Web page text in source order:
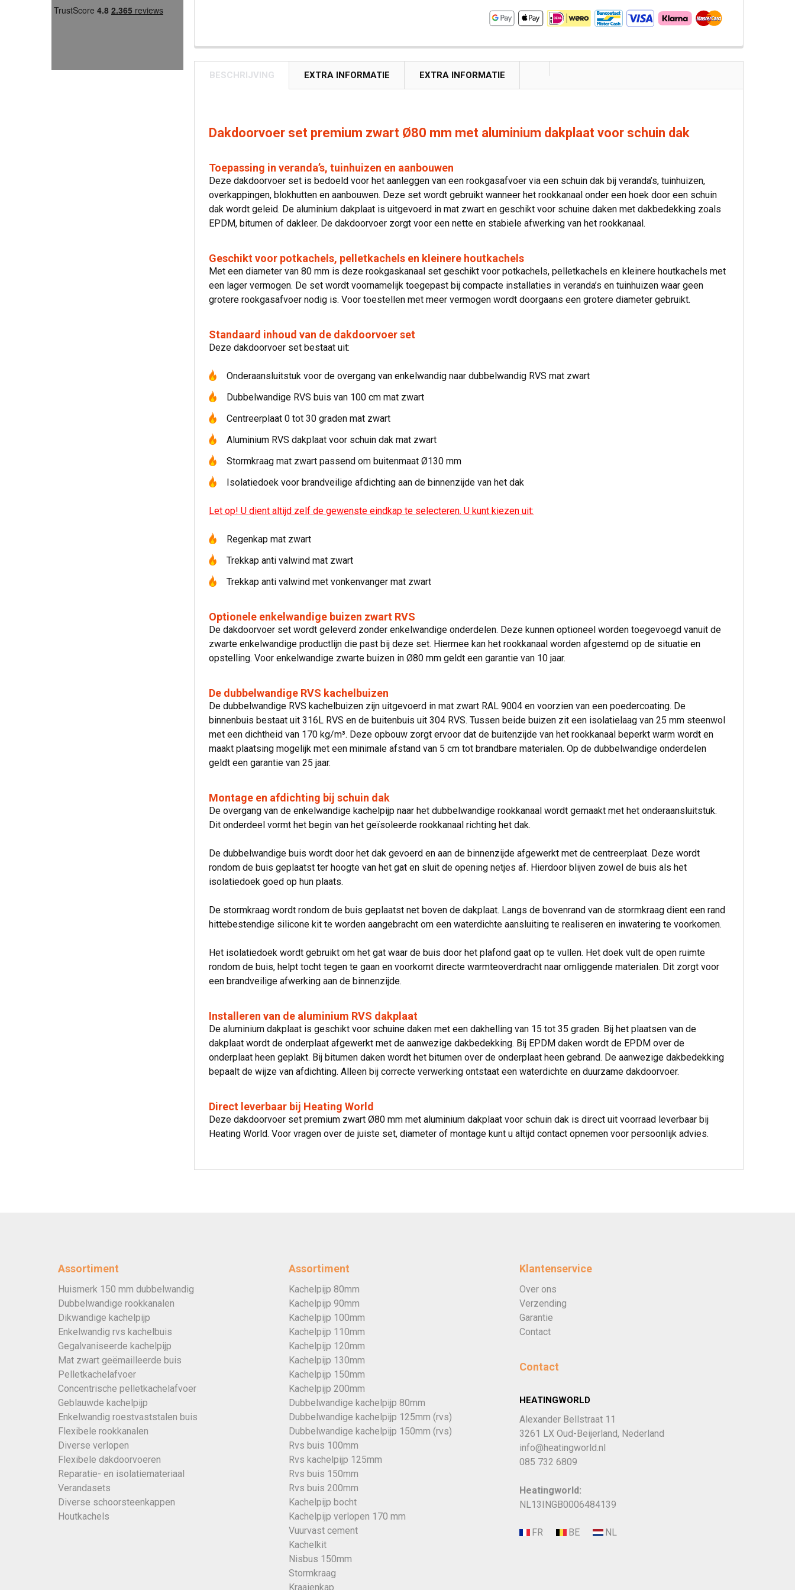
BESCHRIJVING EXTRA INFORMATIE EXTRA INFORMATIE
Dakdoorvoer set premium zwart Ø80 mm met aluminium dakplaat voor schuin dak
Toepassing in veranda’s, tuinhuizen en aanbouwen
Deze dakdoorvoer set is bedoeld voor het aanleggen van een rookgasafvoer via een schuin dak bij veranda’s, tuinhuizen,
overkappingen, blokhutten en aanbouwen. Deze set wordt gebruikt wanneer het rookkanaal onder een hoek door een schuin
dak wordt geleid. De aluminium dakplaat is uitgevoerd in mat zwart en geschikt voor schuine daken met dakbedekking zoals
EPDM, bitumen of dakleer. De dakdoorvoer zorgt voor een nette en stabiele afwerking van het rookkanaal.
Geschikt voor potkachels, pelletkachels en kleinere houtkachels
Met een diameter van 80 mm is deze rookgaskanaal set geschikt voor potkachels, pelletkachels en kleinere houtkachels met
een lager vermogen. De set wordt voornamelijk toegepast bij compacte installaties in veranda’s en tuinhuizen waar geen
grotere rookgasafvoer nodig is. Voor toestellen met meer vermogen wordt doorgaans een grotere diameter gebruikt.
Standaard inhoud van de dakdoorvoer set
Deze dakdoorvoer set bestaat uit:
Onderaansluitstuk voor de overgang van enkelwandig naar dubbelwandig RVS mat zwart
Dubbelwandige RVS buis van 100 cm mat zwart
Centreerplaat 0 tot 30 graden mat zwart
Aluminium RVS dakplaat voor schuin dak mat zwart
Stormkraag mat zwart passend om buitenmaat Ø130 mm
Isolatiedoek voor brandveilige afdichting aan de binnenzijde van het dak
Let op! U dient altijd zelf de gewenste eindkap te selecteren. U kunt kiezen uit:
Regenkap mat zwart
Trekkap anti valwind mat zwart
Trekkap anti valwind met vonkenvanger mat zwart
Optionele enkelwandige buizen zwart RVS
De dakdoorvoer set wordt geleverd zonder enkelwandige onderdelen. Deze kunnen optioneel worden toegevoegd vanuit de
zwarte enkelwandige productlijn die past bij deze set. Hiermee kan het rookkanaal worden afgestemd op de situatie en
opstelling. Voor enkelwandige zwarte buizen in Ø80 mm geldt een garantie van 10 jaar.
De dubbelwandige RVS kachelbuizen
De dubbelwandige RVS kachelbuizen zijn uitgevoerd in mat zwart RAL 9004 en voorzien van een poedercoating. De
binnenbuis bestaat uit 316L RVS en de buitenbuis uit 304 RVS. Tussen beide buizen zit een isolatielaag van 25 mm steenwol
met een dichtheid van 170 kg/m³. Deze opbouw zorgt ervoor dat de buitenzijde van het rookkanaal beperkt warm wordt en
maakt plaatsing mogelijk met een minimale afstand van 5 cm tot brandbare materialen. Op de dubbelwandige onderdelen
geldt een garantie van 25 jaar.
Montage en afdichting bij schuin dak
De overgang van de enkelwandige kachelpijp naar het dubbelwandige rookkanaal wordt gemaakt met het onderaansluitstuk.
Dit onderdeel vormt het begin van het geïsoleerde rookkanaal richting het dak.
De dubbelwandige buis wordt door het dak gevoerd en aan de binnenzijde afgewerkt met de centreerplaat. Deze wordt
rondom de buis geplaatst ter hoogte van het gat en sluit de opening netjes af. Hierdoor blijven zowel de buis als het
isolatiedoek goed op hun plaats.
De stormkraag wordt rondom de buis geplaatst net boven de dakplaat. Langs de bovenrand van de stormkraag dient een rand
hittebestendige silicone kit te worden aangebracht om een waterdichte aansluiting te realiseren en inwatering te voorkomen.
Het isolatiedoek wordt gebruikt om het gat waar de buis door het plafond gaat op te vullen. Het doek vult de open ruimte
rondom de buis, helpt tocht tegen te gaan en voorkomt directe warmteoverdracht naar omliggende materialen. Dit zorgt voor
een brandveilige afwerking aan de binnenzijde.
Installeren van de aluminium RVS dakplaat
De aluminium dakplaat is geschikt voor schuine daken met een dakhelling van 15 tot 35 graden. Bij het plaatsen van de
dakplaat wordt de onderplaat afgewerkt met de aanwezige dakbedekking. Bij EPDM daken wordt de EPDM over de
onderplaat heen geplakt. Bij bitumen daken wordt het bitumen over de onderplaat heen gebrand. De aanwezige dakbedekking
bepaalt de wijze van afdichting. Alleen bij correcte verwerking ontstaat een waterdichte en duurzame dakdoorvoer.
Direct leverbaar bij Heating World
Deze dakdoorvoer set premium zwart Ø80 mm met aluminium dakplaat voor schuin dak is direct uit voorraad leverbaar bij
Heating World. Voor vragen over de juiste set, diameter of montage kunt u altijd contact opnemen voor persoonlijk advies.
Assortiment
Huismerk 150 mm dubbelwandig
Dubbelwandige rookkanalen
Dikwandige kachelpijp
Enkelwandig rvs kachelbuis
Gegalvaniseerde kachelpijp
Mat zwart geëmailleerde buis
Pelletkachelafvoer
Concentrische pelletkachelafvoer
Geblauwde kachelpijp
Enkelwandig roestvaststalen buis
Flexibele rookkanalen
Diverse verlopen
Flexibele dakdoorvoeren
Reparatie- en isolatiemateriaal
Verandasets
Diverse schoorsteenkappen
Houtkachels
Assortiment
Kachelpijp 80mm
Kachelpijp 90mm
Kachelpijp 100mm
Kachelpijp 110mm
Kachelpijp 120mm
Kachelpijp 130mm
Kachelpijp 150mm
Kachelpijp 200mm
Dubbelwandige kachelpijp 80mm
Dubbelwandige kachelpijp 125mm (rvs)
Dubbelwandige kachelpijp 150mm (rvs)
Rvs buis 100mm
Rvs kachelpijp 125mm
Rvs buis 150mm
Rvs buis 200mm
Kachelpijp bocht
Kachelpijp verlopen 170 mm
Vuurvast cement
Kachelkit
Nisbus 150mm
Stormkraag
Kraaienkap
Klantenservice
Over ons
Verzending
Garantie
Contact
Contact
HEATINGWORLD
Alexander Bellstraat 11
3261 LX Oud-Beijerland, Nederland
info@heatingworld.nl
085 732 6809
Heatingworld:
NL13INGB0006484139